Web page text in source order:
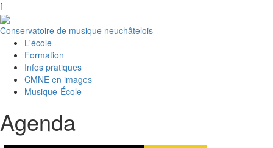
f
Conservatoire de musique neuchâtelois
L'école
Formation
Infos pratiques
CMNE en images
Musique-École
Agenda